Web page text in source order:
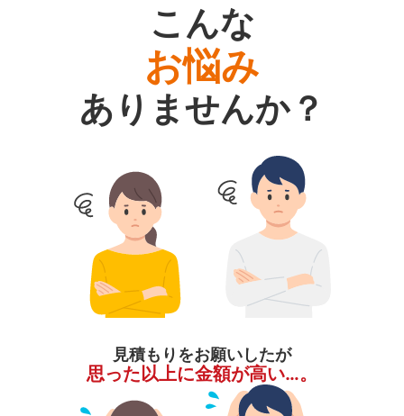
こんな
お悩み
ありませんか？
見積もりをお願いしたが
思った以上に金額が高い…。